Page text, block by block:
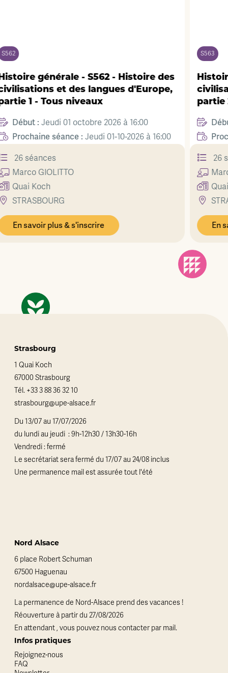
des
d'Europe,
à 16:00
2026 à 16:00
Histoire générale - S563 -
civilisations et des langues
partie 2 - Tous niveaux
Début :Jeudi 01 octobre 2026 à 17:30
Prochaine séance :Jeudi 01-10-2026
En savoir plus & s'inscrire
Strasbourg
1 Quai Koch
67000 Strasbourg
Tél. +33 3 88 36 32 10
strasbourg@upe-alsace.fr
Du 13/07 au 17/07/2026
du lundi au jeudi : 9h-12h30 / 13h30-16h
Vendredi : fermé
Le secrétariat sera fermé du 17/07 au 24/08 inclus
Une permanence mail est assurée tout l'été
Nord Alsace
6 place Robert Schuman
67500 Haguenau
nordalsace@upe-alsace.fr
La permanence de Nord-Alsace prend des vacances !
Réouverture à partir du 27/08/2026
En attendant , vous pouvez nous contacter par mail.
Infos pratiques
Rejoignez-nous
FAQ